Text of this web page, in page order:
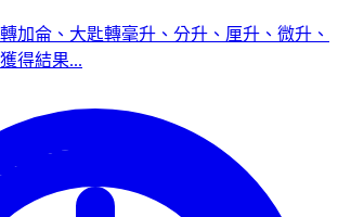
加侖、大匙轉毫升、分升、厘升、微升、
得結果...